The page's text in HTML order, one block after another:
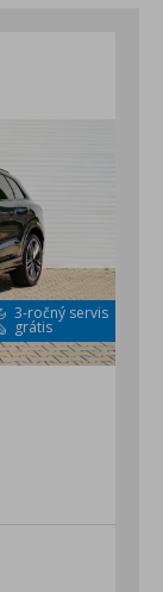
3-ročný servis
grátis